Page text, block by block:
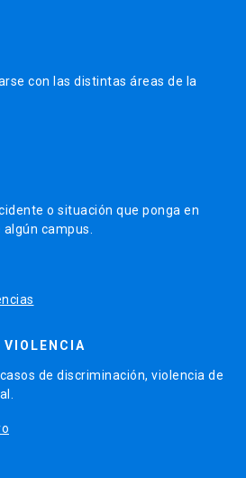
con las distintas áreas de la
o situación que ponga en
campus.
VIOLENCIA
de discriminación, violencia de